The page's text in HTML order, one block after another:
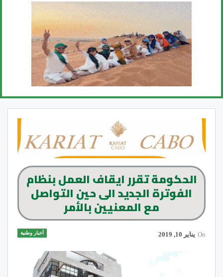
الحكومة تقرر ايقاف العمل بنظام
الفوترة الجديد الى حين التواصل
مع المعنيين بالأمر
أخبار وطنية On يناير 10, 2019